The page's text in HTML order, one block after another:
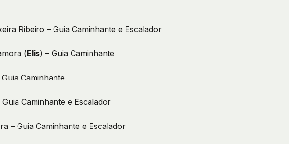
Ribeiro – Guia Caminhante e Escalador
(Elis) – Guia Caminhante
Caminhante
Caminhante e Escalador
– Guia Caminhante e Escalador